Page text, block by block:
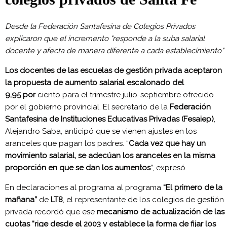
Desde la Federación Santafesina de Colegios Privados
explicaron que el incremento "responde a la suba salarial
docente y afecta de manera diferente a cada establecimiento"
Los docentes de las escuelas de gestión privada aceptaron
la propuesta de aumento salarial escalonado del
9,95 porciento para el trimestre julio-septiembre ofrecido
por el gobierno provincial. El secretario de la Federación
Santafesina de Instituciones Educativas Privadas (Fesaiep),
Alejandro Saba, anticipó que se vienen ajustes en los
aranceles que pagan los padres. “Cada vez que hay un
movimiento salarial, se adecúan los aranceles en la misma
proporción en que se dan los aumentos”, expresó.
En declaraciones al programa al programa “El primero de la
mañana” de LT8, el representante de los colegios de gestión
privada recordó que ese mecanismo de actualización de las
cuotas “rige desde el 2003 y establece la forma de fijar los